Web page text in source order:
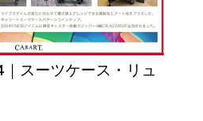
スーツケース・リュ